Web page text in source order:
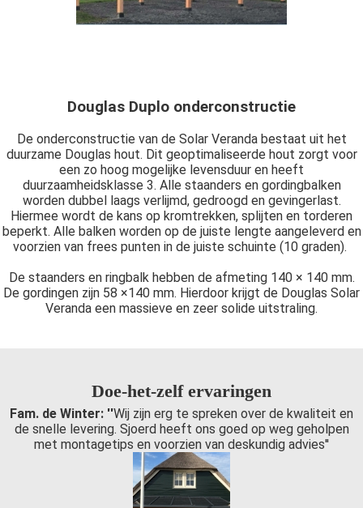
Douglas Duplo onderconstructie
De onderconstructie van de Solar Veranda bestaat uit het
duurzame Douglas hout. Dit geoptimaliseerde hout zorgt voor
een zo hoog mogelijke levensduur en heeft
duurzaamheidsklasse 3. Alle staanders en gordingbalken
worden dubbel laags verlijmd, gedroogd en gevingerlast.
Hiermee wordt de kans op kromtrekken, splijten en torderen
beperkt. Alle balken worden op de juiste lengte aangeleverd en
voorzien van frees punten in de juiste schuinte (10 graden).
De staanders en ringbalk hebben de afmeting 140 × 140 mm.
De gordingen zijn 58 ×140 mm. Hierdoor krijgt de Douglas Solar
Veranda een massieve en zeer solide uitstraling.
Doe-het-zelf ervaringen
Fam. de Winter: ''Wij zijn erg te spreken over de kwaliteit en
de snelle levering. Sjoerd heeft ons goed op weg geholpen
met montagetips en voorzien van deskundig advies''